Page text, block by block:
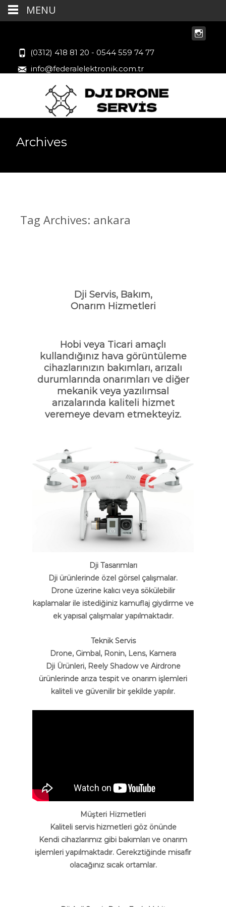
(0312) 418 81 20 - 0544 559 74 77
info@federalelektronik.com.tr
Archives
Tag Archives: ankara
Dji Servis, Bakım,
Onarım Hizmetleri
Hobi veya Ticari amaçlı
kullandığınız hava görüntüleme
cihazlarınızın bakımları, arızalı
durumlarında onarımları ve diğer
mekanik veya yazılımsal
arızalarında kaliteli hizmet
veremeye devam etmekteyiz.
Dji Tasarımları
Dji ürünlerinde özel görsel çalışmalar.
Drone üzerine kalıcı veya sökülebilir
kaplamalar ile istediğiniz kamuflaj giydirme ve
ek yapısal çalışmalar yapılmaktadır.
Teknik Servis
Drone, Gimbal, Ronin, Lens, Kamera
Dji Ürünleri, Reely Shadow ve Airdrone
ürünlerinde arıza tespit ve onarım işlemleri
kaliteli ve güvenilir bir şekilde yapılır.
Müşteri Hizmetleri
Kaliteli servis hizmetleri göz önünde
Kendi cihazlarımız gibi bakımları ve onarım
işlemleri yapılmaktadır. Gerekztiğinde misafir
olacağınız sıcak ortamlar.
MENU